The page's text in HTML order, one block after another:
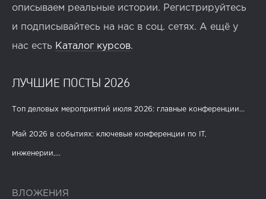
описываем реальные истории. Регистрируйтесь
и подписывайтесь на нас в соц. сетях. А ещё у
нас есть Каталог курсов.
ЛУЧШИЕ ПОСТЫ 2026
Топ деловых мероприятий июля 2026: главные конференции...
Май 2026 в событиях: ключевые конференции по IT,
инженерии,...
ВЛОЖЕНИЯ